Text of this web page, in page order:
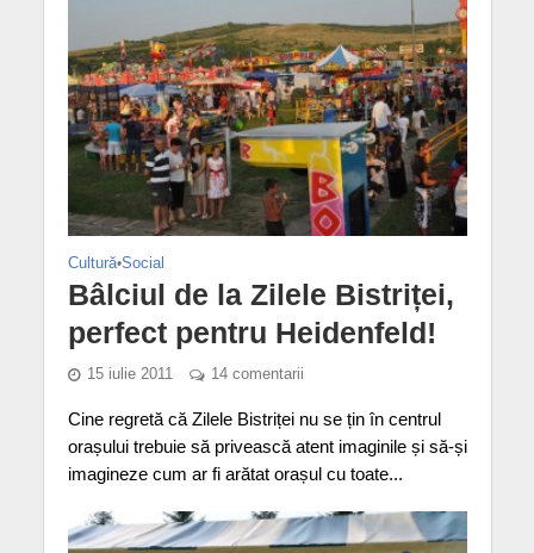
Cultură•Social
Bâlciul de la Zilele Bistriței,
perfect pentru Heidenfeld!
15 iulie 2011 14 comentarii
Cine regretă că Zilele Bistriței nu se țin în centrul
orașului trebuie să privească atent imaginile și să-și
imagineze cum ar fi arătat orașul cu toate...